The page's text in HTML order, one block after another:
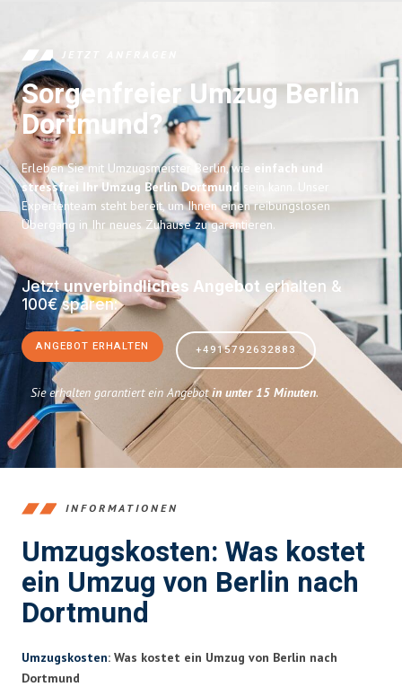
JETZT ANFRAGEN
Sorgenfreier Umzug Berlin
Dortmund?
Erleben Sie mit Umzugsmeister Berlin, wie einfach und
stressfrei Ihr Umzug Berlin Dortmundsein kann. Unser
Expertenteam steht bereit, um Ihnen einen reibungslosen
Übergang in Ihr neues Zuhause zu garantieren.
Jetztunverbindliches Angebot erhalten &
100€ sparen:
ANGEBOT ERHALTEN +4915792632883
Sie erhalten garantiert ein Angebotin unter 15 Minuten.
INFORMATIONEN
Umzugskosten: Was kostet
ein Umzug von Berlin nach
Dortmund
Umzugskosten: Was kostet ein Umzug von Berlin nach
Dortmund